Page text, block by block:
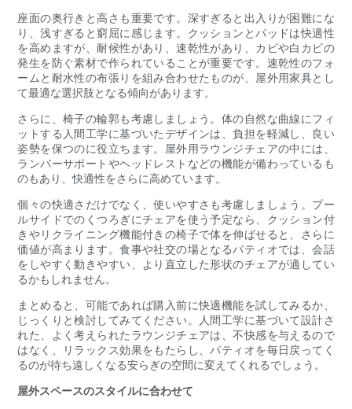
座面の奥行きと高さも重要です。深すぎると出入りが困難にな
り、浅すぎると窮屈に感じます。クッションとパッドは快適性
を高めますが、耐候性があり、速乾性があり、カビや白カビの
発生を防ぐ素材で作られていることが重要です。速乾性のフォ
ームと耐水性の布張りを組み合わせたものが、屋外用家具とし
て最適な選択肢となる傾向があります。
さらに、椅子の輪郭も考慮しましょう。体の自然な曲線にフィ
ットする人間工学に基づいたデザインは、負担を軽減し、良い
姿勢を保つのに役立ちます。屋外用ラウンジチェアの中には、
ランバーサポートやヘッドレストなどの機能が備わっているも
のもあり、快適性をさらに高めています。
個々の快適さだけでなく、使いやすさも考慮しましょう。プー
ルサイドでのくつろぎにチェアを使う予定なら、クッション付
きやリクライニング機能付きの椅子で体を伸ばせると、さらに
価値が高まります。食事や社交の場となるパティオでは、会話
をしやすく動きやすい、より直立した形状のチェアが適してい
るかもしれません。
まとめると、可能であれば購入前に快適機能を試してみるか、
じっくりと検討してみてください。人間工学に基づいて設計さ
れた、よく考えられたラウンジチェアは、不快感を与えるので
はなく、リラックス効果をもたらし、パティオを毎日戻ってく
るのが待ち遠しくなる安らぎの空間に変えてくれるでしょう。
屋外スペースのスタイルに合わせて